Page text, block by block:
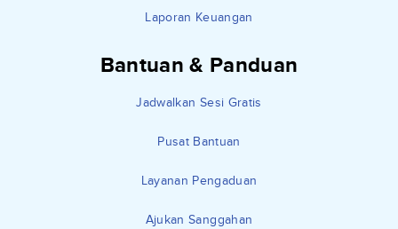
Laporan Keuangan
Bantuan & Panduan
Jadwalkan Sesi Gratis
Pusat Bantuan
Layanan Pengaduan
Ajukan Sanggahan